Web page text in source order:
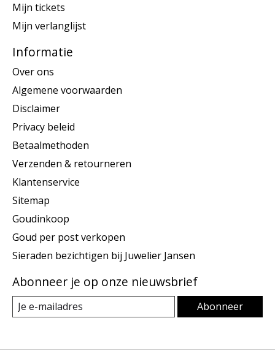
Mijn tickets
Mijn verlanglijst
Informatie
Over ons
Algemene voorwaarden
Disclaimer
Privacy beleid
Betaalmethoden
Verzenden & retourneren
Klantenservice
Sitemap
Goudinkoop
Goud per post verkopen
Sieraden bezichtigen bij Juwelier Jansen
Abonneer je op onze nieuwsbrief
Abonneer